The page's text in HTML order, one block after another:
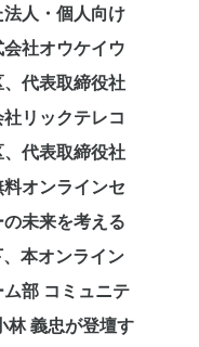
人・個人向け
社オウケイウ
代表取締役社
リックテレコ
代表取締役社
オンラインセ
未来を考える
本オンライン
部 コミュニテ
林 義忠が登壇す